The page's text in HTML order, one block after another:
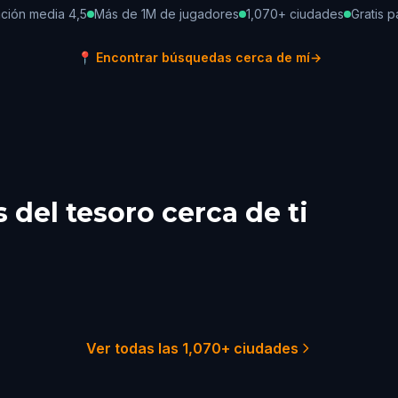
media 4,5 Más de 1M de jugadores 1,070+ ciudades Gratis
📍 Encontrar búsquedas cerca de mí→
del tesoro cerca de ti
York City Sydney
Ver todas las 1,070+ ciudades